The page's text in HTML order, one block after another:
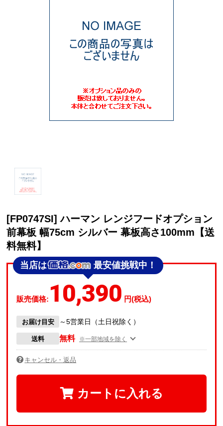
[FP0747SI] ハーマン レンジフードオプション
前幕板 幅75cm シルバー 幕板高さ100mm【送
料無料】
当店は 最安値挑戦中！
販売価格: 10,390 円(税込)
お届け目安 ～5営業日（土日祝除く）
送料 無料 ※一部地域を除く
キャンセル・返品
カートに入れる